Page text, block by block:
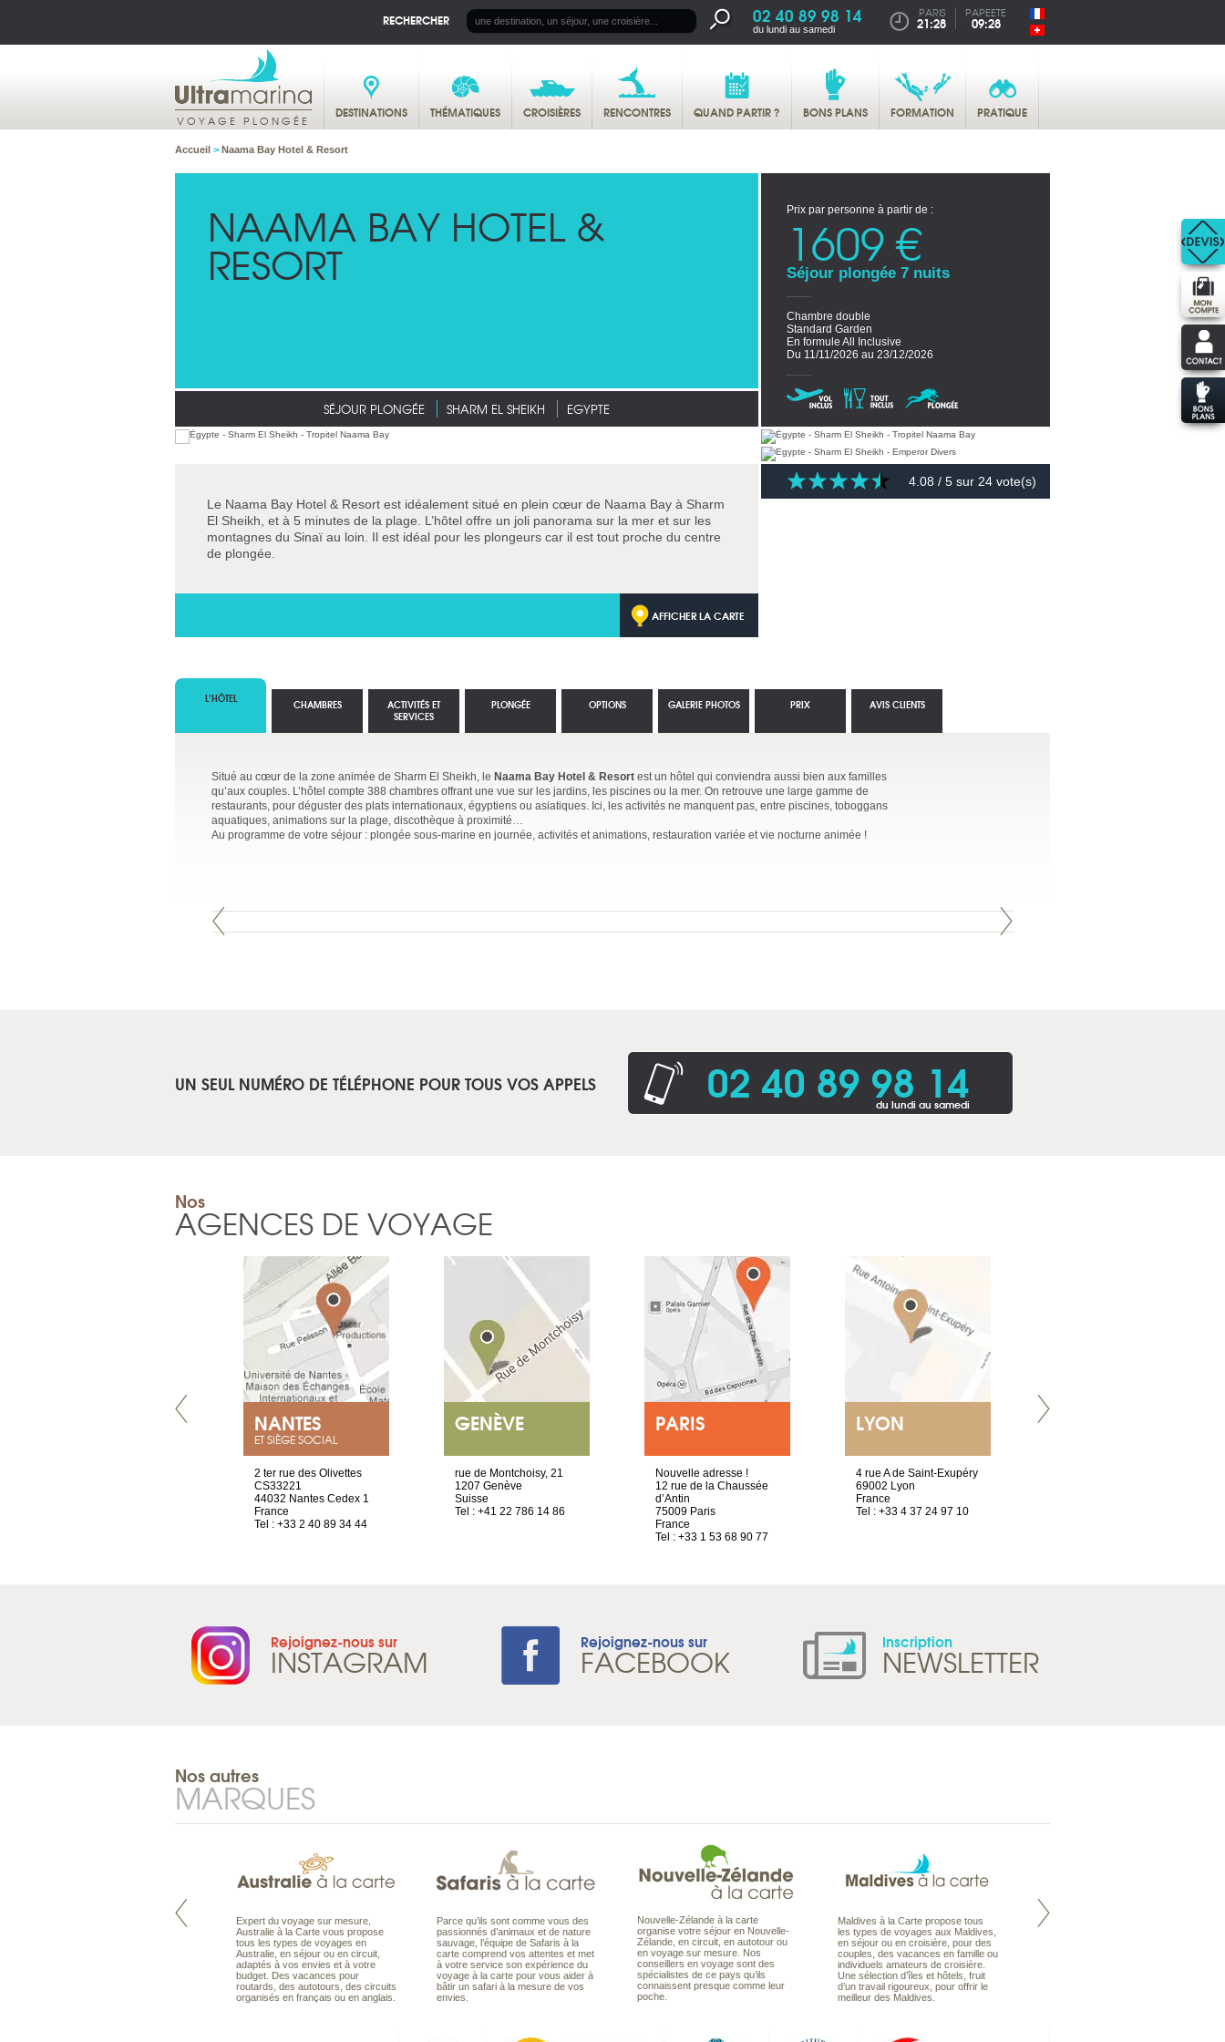
RECHERCHER 02 40 89 98 14
du lundi au samedi
PARIS
21:28
PAPEETE
09:28
VOYAGE PLONGÉE DESTINATIONS THÉMATIQUES CROISIÈRES RENCONTRES QUAND PARTIR ? BONS PLANS FORMATION PRATIQUE
Accueil > Naama Bay Hotel & Resort
NAAMA BAY HOTEL &
RESORT
SÉJOUR PLONGÉE SHARM EL SHEIKH EGYPTE
Prix par personne à partir de :
1609 €
Séjour plongée 7 nuits
Chambre double
Standard Garden
En formule All Inclusive
Du 11/11/2026 au 23/12/2026
Le Naama Bay Hotel & Resort est idéalement situé en plein cœur de Naama Bay à Sharm
El Sheikh, et à 5 minutes de la plage. L’hôtel offre un joli panorama sur la mer et sur les
montagnes du Sinaï au loin. Il est idéal pour les plongeurs car il est tout proche du centre
de plongée.
AFFICHER LA CARTE
4.08 / 5 sur 24 vote(s)
L’HÔTEL
Situé au cœur de la zone animée de Sharm El Sheikh, le Naama Bay Hotel & Resort est un hôtel qui conviendra aussi bien aux familles
qu’aux couples. L’hôtel compte 388 chambres offrant une vue sur les jardins, les piscines ou la mer. On retrouve une large gamme de
restaurants, pour déguster des plats internationaux, égyptiens ou asiatiques. Ici, les activités ne manquent pas, entre piscines, toboggans
aquatiques, animations sur la plage, discothèque à proximité…
Au programme de votre séjour : plongée sous-marine en journée, activités et animations, restauration variée et vie nocturne animée !
CHAMBRES
ACTIVITÉS ET
SERVICES
PLONGÉE OPTIONS GALERIE PHOTOS PRIX AVIS CLIENTS
UN SEUL NUMÉRO DE TÉLÉPHONE POUR TOUS VOS APPELS 02 40 89 98 14
du lundi au samedi
Nos
AGENCES DE VOYAGE
NANTES
ET SIÈGE SOCIAL
2 ter rue des Olivettes
CS33221
44032 Nantes Cedex 1
France
Tel : +33 2 40 89 34 44
GENÈVE
rue de Montchoisy, 21
1207 Genève
Suisse
Tel : +41 22 786 14 86
PARIS
Nouvelle adresse !
12 rue de la Chaussée
d’Antin
75009 Paris
France
Tel : +33 1 53 68 90 77
LYON
4 rue A de Saint-Exupéry
69002 Lyon
France
Tel : +33 4 37 24 97 10
Rejoignez-nous sur
INSTAGRAM Rejoignez-nous sur
FACEBOOK Inscription
NEWSLETTER
Nos autres
MARQUES
Pacifique à la carte est le spécialiste
Expert du voyage sur mesure,
Australie à la Carte vous propose
tous les types de voyages en
Australie, en séjour ou en circuit,
adaptés à vos envies et à votre
budget. Des vacances pour
routards, des autotours, des circuits
organisés en français ou en anglais.
Parce qu’ils sont comme vous des
passionnés d’animaux et de nature
sauvage, l’équipe de Safaris à la
carte comprend vos attentes et met
à votre service son expérience du
voyage à la carte pour vous aider à
bâtir un safari à la mesure de vos
envies.
Nouvelle-Zélande à la carte
organise votre séjour en Nouvelle-
Zélande, en circuit, en autotour ou
en voyage sur mesure. Nos
conseillers en voyage sont des
spécialistes de ce pays qu’ils
connaissent presque comme leur
poche.
Maldives à la Carte propose tous
les types de voyages aux Maldives,
en séjour ou en croisière, pour des
couples, des vacances en famille ou
individuels amateurs de croisière.
Une sélection d’îles et hôtels, fruit
d’un travail rigoureux, pour offrir le
meilleur des Maldives.
Notre site Odyssee est un portail